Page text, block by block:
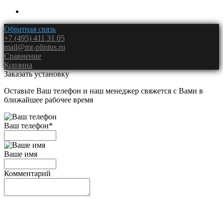
Обратная связь
+7 (495) 411 31 05
mail@mr-plintus.ru
Сравнение
Корзина
Заказать установку
Оставьте Ваш телефон и наш менеджер свяжется с Вами в
ближайшее рабочее время
Ваш телефон*
Ваше имя
Комментарий